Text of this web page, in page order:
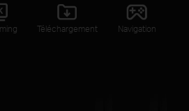
Téléchargement Navigation